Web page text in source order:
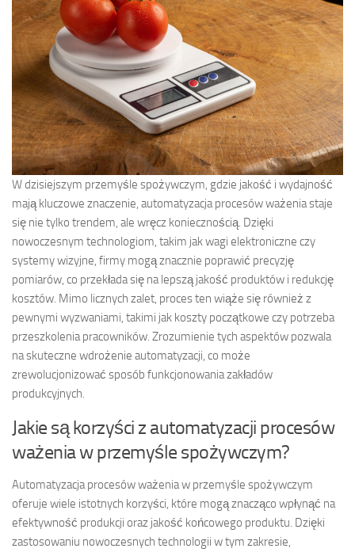
W dzisiejszym przemyśle spożywczym, gdzie jakość i wydajność
mają kluczowe znaczenie, automatyzacja procesów ważenia staje
się nie tylko trendem, ale wręcz koniecznością. Dzięki
nowoczesnym technologiom, takim jak wagi elektroniczne czy
systemy wizyjne, firmy mogą znacznie poprawić precyzję
pomiarów, co przekłada się na lepszą jakość produktów i redukcję
kosztów. Mimo licznych zalet, proces ten wiąże się również z
pewnymi wyzwaniami, takimi jak koszty początkowe czy potrzeba
przeszkolenia pracowników. Zrozumienie tych aspektów pozwala
na skuteczne wdrożenie automatyzacji, co może
zrewolucjonizować sposób funkcjonowania zakładów
produkcyjnych.
Jakie są korzyści z automatyzacji procesów
ważenia w przemyśle spożywczym?
Automatyzacja procesów ważenia w przemyśle spożywczym
oferuje wiele istotnych korzyści, które mogą znacząco wpłynąć na
efektywność produkcji oraz jakość końcowego produktu. Dzięki
zastosowaniu nowoczesnych technologii w tym zakresie,